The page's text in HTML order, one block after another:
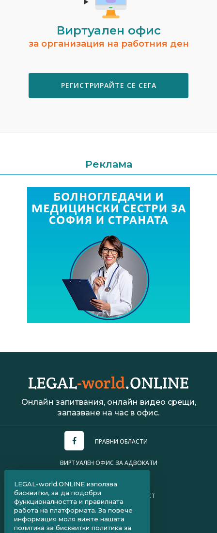
Виртуален офис
за организация на работния ден
РЕГИСТРИРАЙТЕ СЕ СЕГА
Реклама
Онлайн запитвания, онлайн видео срещи,
запазване на час в офис.
ПРАВНИ ОБЛАСТИ
ВИРТУАЛЕН ОФИС ЗА АДВОКАТИ
ПОЛИТИКА ЗА ПОВЕРИТЕЛНОСТ
ЧЗВ ЗА КЛИЕНТИ
ЧЗВ ЗА АДВОКАТИ
LEGAL-world.ONLINE използва
бисквитки, за да подобри
функционалността и правилната
работа на платформата. За повече
информация моля вижте нашата
политика за бисквитки политика за